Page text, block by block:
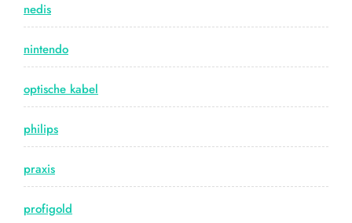
nedis
nintendo
optische kabel
philips
praxis
profigold